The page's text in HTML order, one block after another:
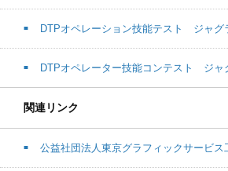
DTPオペレーション技能テスト ジャグ
DTPオペレーター技能コンテスト ジャ
関連リンク
公益社団法人東京グラフィックサービス